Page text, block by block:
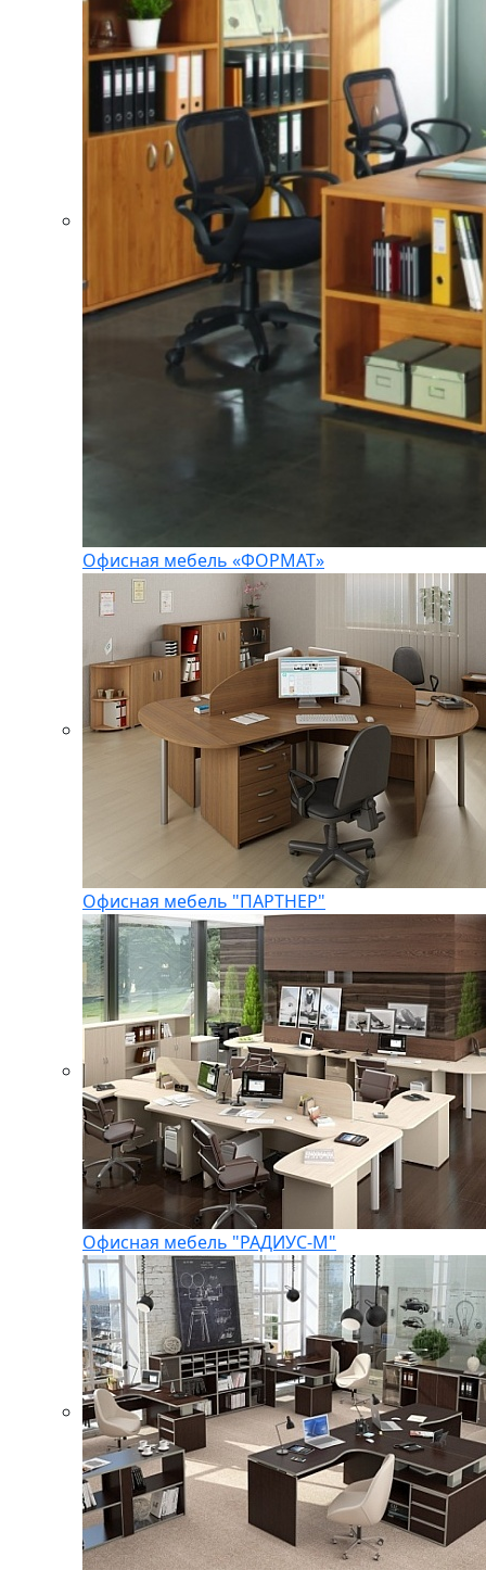
Офисная мебель «ФОРМАТ»
Офисная мебель "ПАРТНЕР"
Офисная мебель "РАДИУС-М"